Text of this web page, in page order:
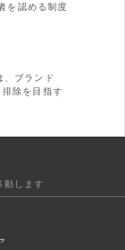
を認める制度
、ブランド
排除を目指す
動します